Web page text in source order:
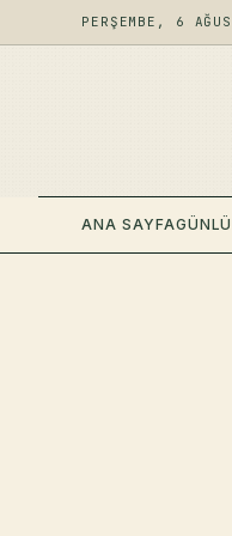
PERŞEMBE, 6
ANA SAYFA